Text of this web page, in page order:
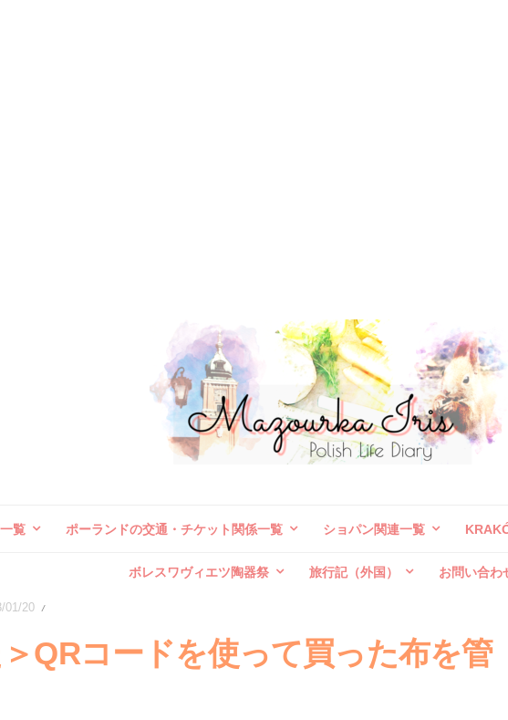
覧 ポーランドの交通・チケット関係一覧 ショパン関連一覧
ボレスワヴィエツ陶器祭 旅行記（外国） お問い合わ
01/20 /
QRコードを使って買った布を管